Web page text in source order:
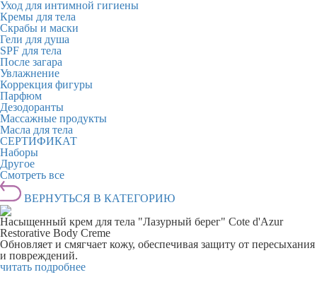
Уход для интимной гигиены
Кремы для тела
Скрабы и маски
Гели для душа
SPF для тела
После загара
Увлажнение
Коррекция фигуры
Парфюм
Дезодоранты
Массажные продукты
Масла для тела
СЕРТИФИКАТ
Наборы
Другое
Смотреть все
ВЕРНУТЬСЯ В КАТЕГОРИЮ
Насыщенный крем для тела "Лазурный берег" Cote d'Azur
Restorative Body Creme
Обновляет и смягчает кожу, обеспечивая защиту от пересыхания
и повреждений.
читать подробнее